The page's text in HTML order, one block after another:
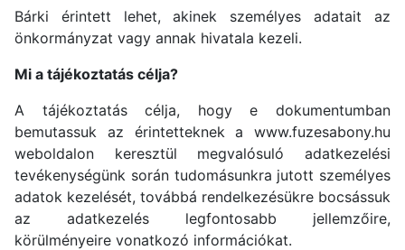
Bárki érintett lehet, akinek személyes adatait az
önkormányzat vagy annak hivatala kezeli.
Mi a tájékoztatás célja?
A tájékoztatás célja, hogy e dokumentumban
bemutassuk az érintetteknek a www.fuzesabony.hu
weboldalon keresztül megvalósuló adatkezelési
tevékenységünk során tudomásunkra jutott személyes
adatok kezelését, továbbá rendelkezésükre bocsássuk
az adatkezelés legfontosabb jellemzőire,
körülményeire vonatkozó információkat.